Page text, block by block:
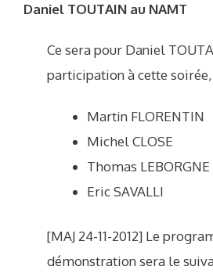
Daniel TOUTAIN au NAMT
Ce sera pour Daniel
participation à cette
Martin FLORENTIN
Michel CLOSE
Thomas LEBORGNE
Eric SAVALLI
[MAJ 24-11-2012] Le
démonstration sera le